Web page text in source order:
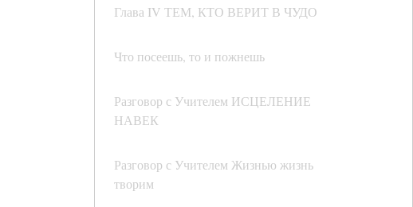
Глава IV ТЕМ, КТО ВЕРИТ В ЧУДО
Что посеешь, то и пожнешь
Разговор с Учителем ИСЦЕЛЕНИЕ
НАВЕК
Разговор с Учителем Жизнью жизнь
творим